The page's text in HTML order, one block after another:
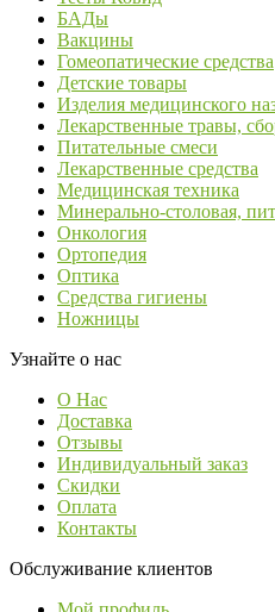
БАДы
Вакцины
Гомеопатические средства
Детские товары
Изделия медицинского
Лекарственные травы,
Питательные смеси
Лекарственные средства
Медицинская техника
Минерально-столовая,
Онкология
Ортопедия
Оптика
Средства гигиены
Ножницы
Узнайте о нас
О Нас
Доставка
Отзывы
Индивидуальный заказ
Скидки
Оплата
Контакты
Обслуживание клиентов